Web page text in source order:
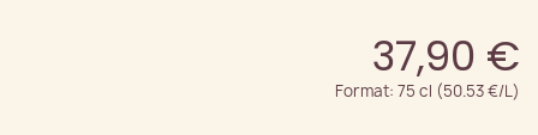
37,90 €
Format: 75 cl (50.53 €/L)